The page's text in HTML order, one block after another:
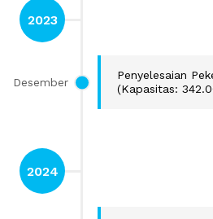
2023
Desember
Penyelesaian
(Kapasitas:
2024